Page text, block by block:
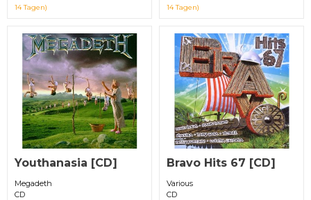
14 Tagen)
14 Tagen)
Youthanasia [CD]
Megadeth
CD
Bravo Hits 67 [CD]
Various
CD